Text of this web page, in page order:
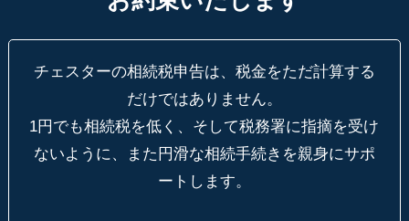
チェスターの相続税申告は、税金をただ計算する
だけではありません。
1円でも相続税を低く、そして税務署に指摘を受け
ないように、
また円滑な相続手続きを親身にサポ
ートします。